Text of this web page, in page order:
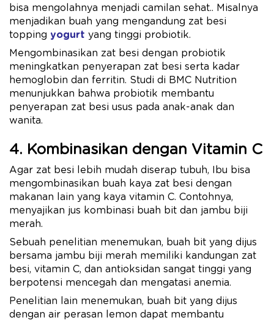
bisa mengolahnya menjadi camilan sehat.. Misalnya
menjadikan buah yang mengandung zat besi
topping yogurt yang tinggi probiotik.
Mengombinasikan zat besi dengan probiotik
meningkatkan penyerapan zat besi serta kadar
hemoglobin dan ferritin. Studi di BMC Nutrition
menunjukkan bahwa probiotik membantu
penyerapan zat besi usus pada anak-anak dan
wanita.
4. Kombinasikan dengan Vitamin C
Agar zat besi lebih mudah diserap tubuh, Ibu bisa
mengombinasikan buah kaya zat besi dengan
makanan lain yang kaya vitamin C. Contohnya,
menyajikan jus kombinasi buah bit dan jambu biji
merah.
Sebuah penelitian menemukan, buah bit yang dijus
bersama jambu biji merah memiliki kandungan zat
besi, vitamin C, dan antioksidan sangat tinggi yang
berpotensi mencegah dan mengatasi anemia.
Penelitian lain menemukan, buah bit yang dijus
dengan air perasan lemon dapat membantu